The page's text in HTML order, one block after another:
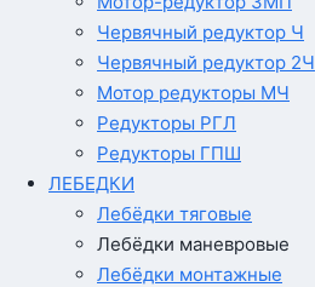
Червячный редуктор Ч
Червячный редуктор 2Ч
Мотор редукторы МЧ
Редукторы РГЛ
Редукторы ГПШ
ЛЕБЕДКИ
Лебёдки тяговые
Лебёдки маневровые
Лебёдки монтажные